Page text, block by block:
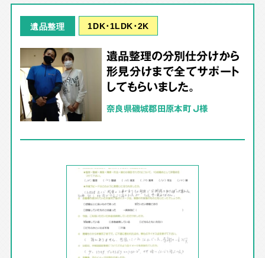
遺品整理 1DK･1LDK･2K
遺品整理の分別仕分けから
形見分けまで全てサポート
してもらいました。
奈良県磯城郡田原本町 J様